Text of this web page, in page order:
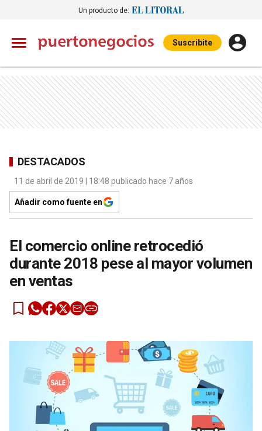
Un producto de:
Suscribite
DESTACADOS
11 de abril de 2019 | 18:48 publicado hace 7 años
Añadir como fuente en
El comercio online retrocedió
durante 2018 pese al mayor volumen
en ventas